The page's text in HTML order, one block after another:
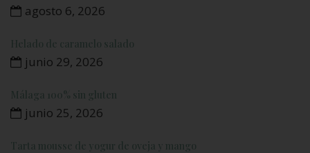
agosto 6, 2026
Helado de caramelo salado
junio 29, 2026
Málaga 100% sin gluten
junio 25, 2026
Tarta mousse de yogur de oveja y mango